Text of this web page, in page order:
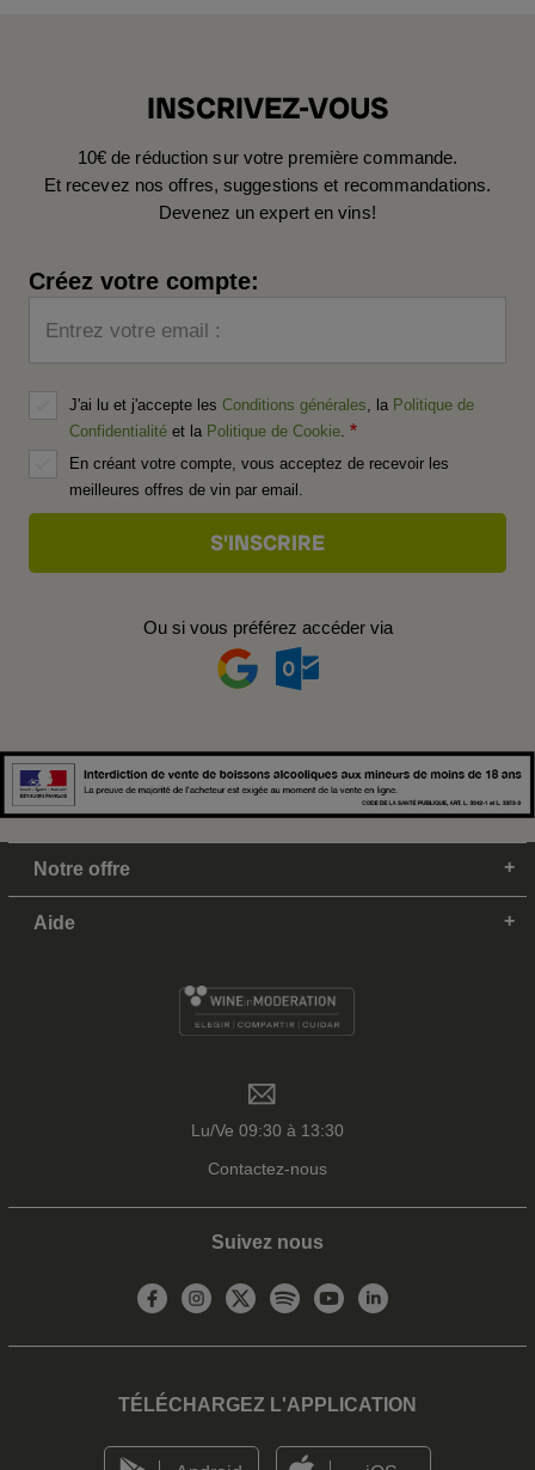
INSCRIVEZ-VOUS
10€ de réduction sur votre première commande.
Et recevez nos offres, suggestions et recommandations.
Devenez un expert en vins!
Créez votre compte:
Entrez votre email :
J'ai lu et j'accepte les Conditions générales , la Politique de
Confidentialité et la Politique de Cookie
En créant votre compte, vous acceptez de recevoir les
meilleures offres de vin par email.
Ou si vous préférez accéder via
Notre offre
Aide
Lu/Ve 09:30 à 13:30
Contactez-nous
Suivez nous
TÉLÉCHARGEZ L'APPLICATION